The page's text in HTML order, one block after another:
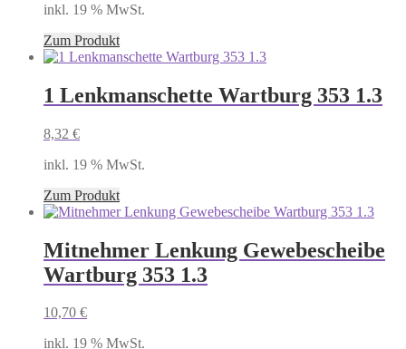
inkl. 19 % MwSt.
Zum Produkt
1 Lenkmanschette Wartburg 353 1.3
8,32 €
inkl. 19 % MwSt.
Zum Produkt
Mitnehmer Lenkung Gewebescheibe
Wartburg 353 1.3
10,70 €
inkl. 19 % MwSt.